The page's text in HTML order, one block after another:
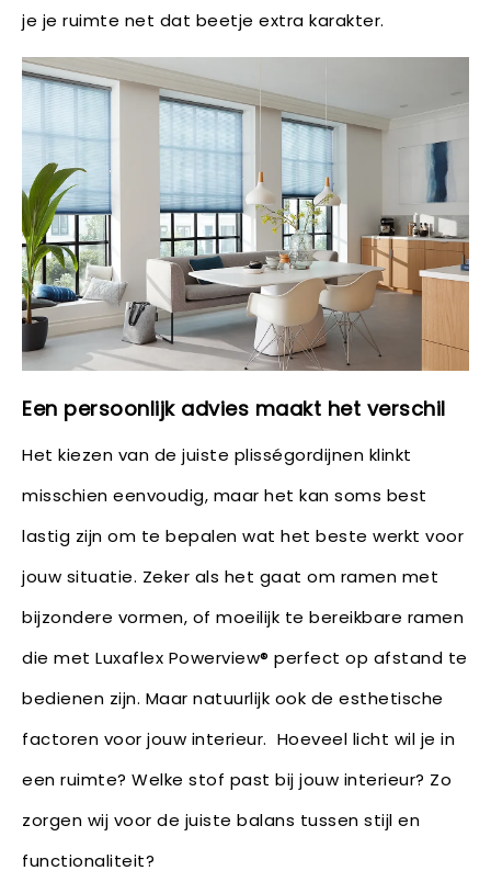
je je ruimte net dat beetje extra karakter.
Een persoonlijk advies maakt het verschil
Het kiezen van de juiste plisségordijnen klinkt
misschien eenvoudig, maar het kan soms best
lastig zijn om te bepalen wat het beste werkt voor
jouw situatie. Zeker als het gaat om ramen met
bijzondere vormen, of moeilijk te bereikbare ramen
die met Luxaflex Powerview® perfect op afstand te
bedienen zijn. Maar natuurlijk ook de esthetische
factoren voor jouw interieur. Hoeveel licht wil je in
een ruimte? Welke stof past bij jouw interieur? Zo
zorgen wij voor de juiste balans tussen stijl en
functionaliteit?